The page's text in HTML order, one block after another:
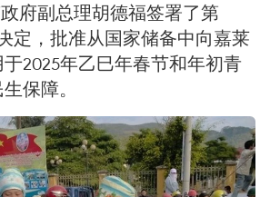
府副总理胡德福签署了第
定，批准从国家储备中向嘉莱
2025年乙巳年春节和年初青
保障。